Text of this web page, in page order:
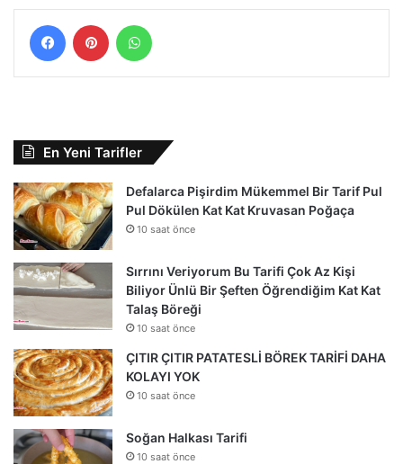
FacebookPinterest
En Yeni Tarifler
Defalarca Pişirdim Mükemmel Bir Tarif Pul
Pul Dökülen Kat Kat Kruvasan Poğaça
10 saat önce
Sırrını Veriyorum Bu Tarifi Çok Az Kişi
Biliyor Ünlü Bir Şeften Öğrendiğim Kat Kat
Talaş Böreği
10 saat önce
ÇITIR ÇITIR PATATESLİ BÖREK TARİFİ DAHA
KOLAYI YOK
10 saat önce
Soğan Halkası Tarifi
10 saat önce